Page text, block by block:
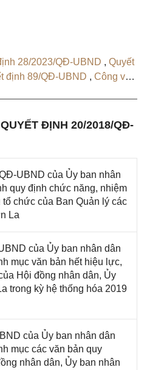
28/2023/QĐ-UBND , Quyết
định 89/QĐ-UBND , Công văn
ĐỊNH 20/2018/QĐ-
UBND của Ủy ban nhân
quy định chức năng, nhiệm
chức của Ban Quản lý các
La
của Ủy ban nhân dân
mục văn bản hết hiệu lực,
Hội đồng nhân dân, Ủy
trong kỳ hệ thống hóa 2019
của Ủy ban nhân dân
mục các văn bản quy
nhân dân, Ủy ban nhân